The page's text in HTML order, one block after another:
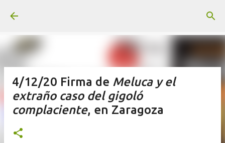
4/12/20 Firma de Meluca y el
extraño caso del gigoló
complaciente, en Zaragoza